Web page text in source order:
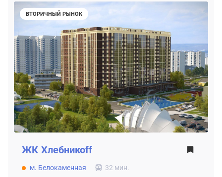
ВТОРИЧНЫЙ РЫНОК
ЖК Хлебникоff
м. Белокаменная
32 мин.